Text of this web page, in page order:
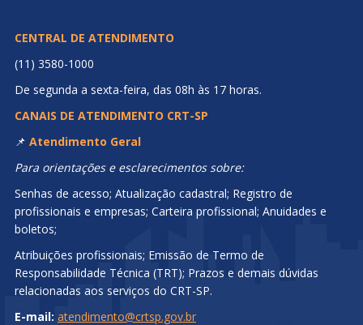
CENTRAL DE ATENDIMENTO
(11) 3580-1000
De segunda a sexta-feira, das 08h às 17 horas.
CANAIS DE ATENDIMENTO CRT-SP
📌 Atendimento Geral
Para orientações e esclarecimentos sobre:
Senhas de acesso; Atualização cadastral; Registro de
profissionais e empresas; Carteira profissional; Anuidades e
boletos;
Atribuições profissionais; Emissão de Termo de
Responsabilidade Técnica (TRT); Prazos e demais dúvidas
relacionadas aos serviços do CRT-SP.
E-mail: atendimento@crtsp.gov.br